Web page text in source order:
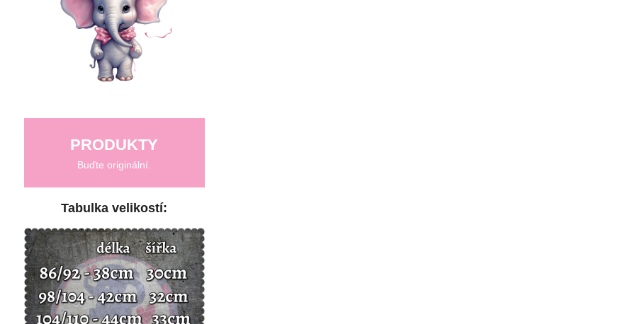
PRODUKTY
Buďte originální.
Tabulka velikostí: